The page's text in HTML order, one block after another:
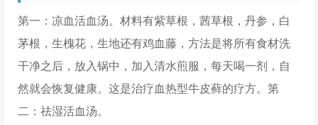
第一：凉血活血汤。材料有紫草根，茜草根，丹参，白
茅根，生槐花，生地还有鸡血藤，方法是将所有食材洗
干净之后，放入锅中，加入清水煎服，每天喝一剂，自
然就会恢复健康。这是治疗血热型牛皮藓的疗方。第
二：祛湿活血汤。